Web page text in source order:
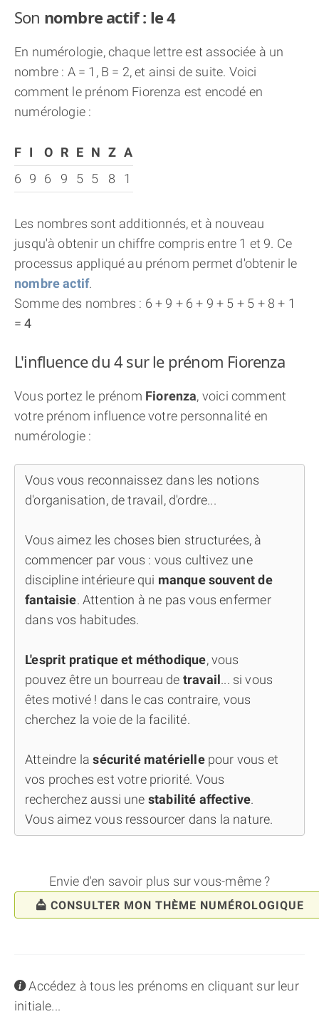
Son nombre actif : le 4
En numérologie, chaque lettre est associée à un
nombre : A = 1, B = 2, et ainsi de suite. Voici
comment le prénom Fiorenza est encodé en
numérologie :
F I O R E N Z A
6
9 6 9 5 5 8 1
Les nombres sont additionnés, et à nouveau
jusqu'à obtenir un chiffre compris entre 1 et 9. Ce
processus appliqué au prénom permet d'obtenir le
nombre actif.
Somme des nombres : 6 + 9 + 6 + 9 + 5 + 5 + 8 + 1
=4
L'influence du 4 sur le prénom Fiorenza
Vous portez le prénom Fiorenza, voici comment
votre prénom influence votre personnalité en
numérologie :
Vous vous reconnaissez dans les notions
d'organisation, de travail, d'ordre...
Vous aimez les choses bien structurées, à
commencer par vous : vous cultivez une
discipline intérieure qui manque souvent de
fantaisie. Attention à ne pas vous enfermer
dans vos habitudes.
L'esprit pratique et méthodique, vous
pouvez être un bourreau de travail... si vous
êtes motivé ! dans le cas contraire, vous
cherchez la voie de la facilité.
Atteindre lasécurité matérielle pour vous et
vos proches est votre priorité. Vous
recherchez aussi une stabilité affective.
Vous aimez vous ressourcer dans la nature.
Envie d'en savoir plus sur vous-même ?
CONSULTER MON THÈME NUMÉROLOGIQUE
infoAccédez à tous les prénoms en cliquant sur leur
initiale...